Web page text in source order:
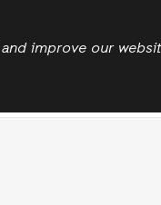
improve our